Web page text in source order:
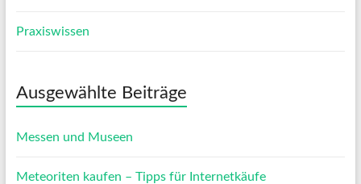
Praxiswissen
Ausgewählte Beiträge
Messen und Museen
Meteoriten kaufen – Tipps für Internetkäufe